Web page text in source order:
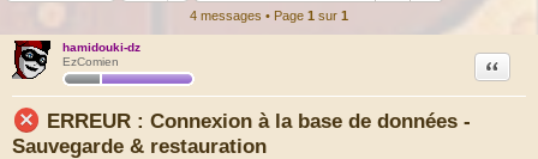
4 messages • Page 1 sur 1
hamidouki-dz
EzComien
ERREUR : Connexion à la base de données -
Sauvegarde & restauration
Citation